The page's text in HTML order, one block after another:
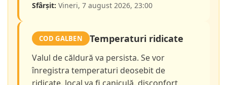
Sfârșit: Vineri, 7 august 2026, 23:00
COD GALBEN Temperaturi ridicate
Valul de căldură va persista. Se vor
înregistra temperaturi deosebit de